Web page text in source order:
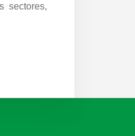
sectores,